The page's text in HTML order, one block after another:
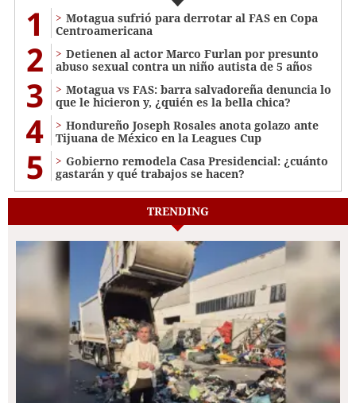
1
Motagua sufrió para derrotar al FAS en Copa
Centroamericana
2
Detienen al actor Marco Furlan por presunto
abuso sexual contra un niño autista de 5 años
3
Motagua vs FAS: barra salvadoreña denuncia lo
que le hicieron y, ¿quién es la bella chica?
4
Hondureño Joseph Rosales anota golazo ante
Tijuana de México en la Leagues Cup
5
Gobierno remodela Casa Presidencial: ¿cuánto
gastarán y qué trabajos se hacen?
TRENDING